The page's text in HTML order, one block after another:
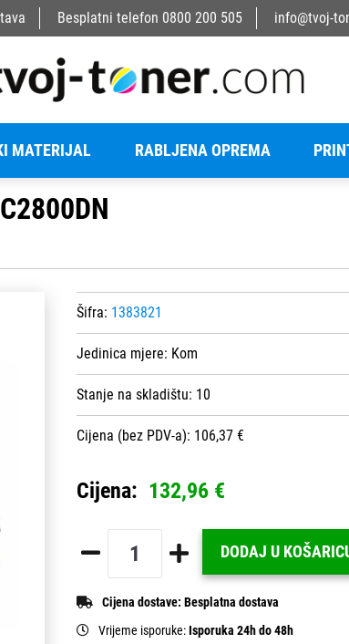
Besplatni telefon 0800 200 505 info@tvoj-
MATERIJAL RABLJENA OPREMA
Šifra: 1383821
Jedinica mjere: Kom
Stanje na skladištu: 10
Cijena (bez PDV-a): 106,37 €
Cijena: 132,96 €
DODAJ U
Cijena dostave: Besplatna dostava
Vrijeme isporuke:Isporuka 24h do 48h